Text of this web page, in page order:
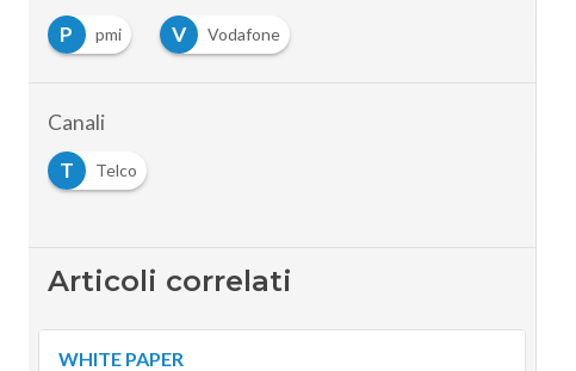
P
pmi V Vodafone
Canali
T
Telco
Articoli correlati
WHITE PAPER